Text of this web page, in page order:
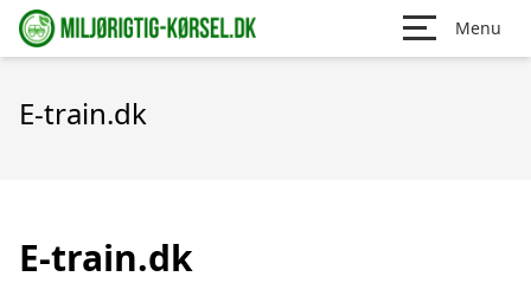
Menu
E-train.dk
E-train.dk